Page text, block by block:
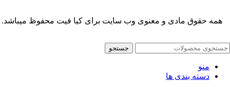
همه حقوق مادی و معنوی وب سایت برای کیا فیت محفوظ میباشد.
جستجو
منو
دسته بندی ها